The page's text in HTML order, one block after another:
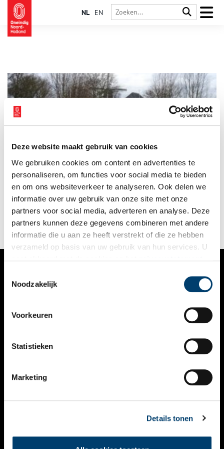
Deze website maakt gebruik van cookies
We gebruiken cookies om content en advertenties te
personaliseren, om functies voor social media te bieden
en om ons websiteverkeer te analyseren. Ook delen we
informatie over uw gebruik van onze site met onze
partners voor social media, adverteren en analyse. Deze
partners kunnen deze gegevens combineren met andere
informatie die u aan ze heeft verstrekt of die ze hebben
verzameld op basis van uw gebruik van hun services. U
Noodzakelijk
Voorkeuren
Statistieken
Marketing
Details tonen
NL EN
Welke plaats vind jij het meest kenmerkend voor Noord-
Holland? ‘Ik woon aan de Munnikenweg. Dat mag je wel een
bijzondere plek noemen.’ Guus Breebaart-Beuse heeft gelijk.
Want wie woont er aan een weg die eeuwen geleden door
Floris V is aangelegd en waar de graaf dwangburchten liet
bouwen?
VERHALEN
KALENDER
THEMA’S
VIDEO’S
CONTACT